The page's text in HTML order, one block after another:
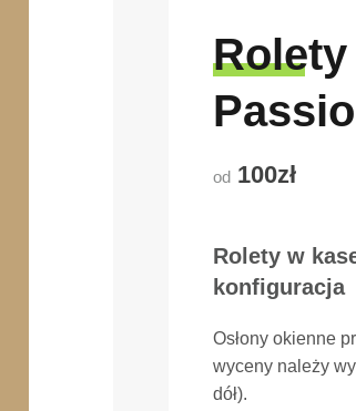
od 100zł
Rolety w
konfiguracja
Osłony okienne
wyceny należy
dół).